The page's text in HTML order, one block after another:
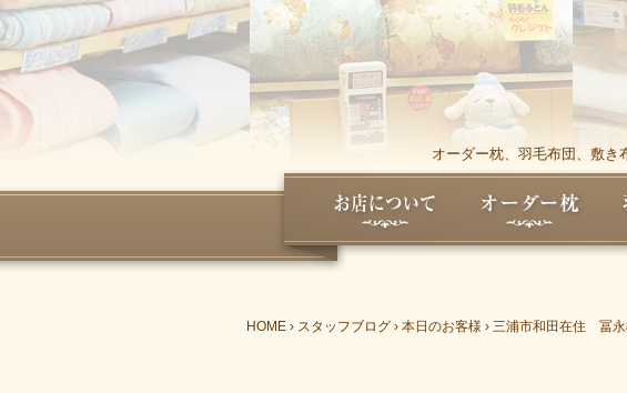
オーダー枕、羽毛布団、敷き
HOME › スタッフブログ › 本日のお客様 › 三浦市和田在住 冨